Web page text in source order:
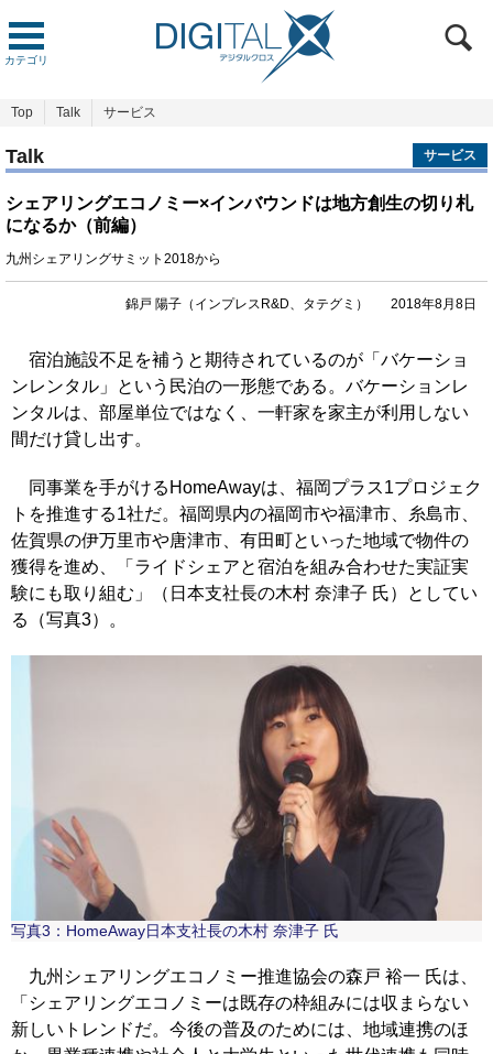
カテゴリ
Top Talk サービス
Talk サービス
シェアリングエコノミー×インバウンドは地方創生の切り札
になるか（前編）
九州シェアリングサミット2018から
錦戸 陽子（インプレスR&D、タテグミ） 2018年8月8日
宿泊施設不足を補うと期待されているのが「バケーショ
ンレンタル」という民泊の一形態である。バケーションレ
ンタルは、部屋単位ではなく、一軒家を家主が利用しない
間だけ貸し出す。
同事業を手がけるHomeAwayは、福岡プラス1プロジェク
トを推進する1社だ。福岡県内の福岡市や福津市、糸島市、
佐賀県の伊万里市や唐津市、有田町といった地域で物件の
獲得を進め、「ライドシェアと宿泊を組み合わせた実証実
験にも取り組む」（日本支社長の木村 奈津子 氏）としてい
る（写真3）。
写真3：HomeAway日本支社長の木村 奈津子 氏
九州シェアリングエコノミー推進協会の森戸 裕一 氏は、
「シェアリングエコノミーは既存の枠組みには収まらない
新しいトレンドだ。今後の普及のためには、地域連携のほ